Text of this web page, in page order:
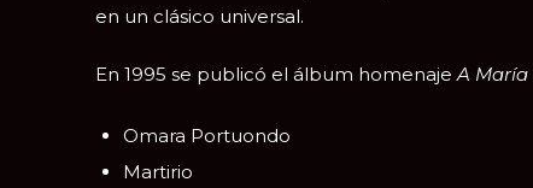
en un clásico universal.
En 1995 se publicó el álbum homenajeA María
Omara Portuondo
Martirio